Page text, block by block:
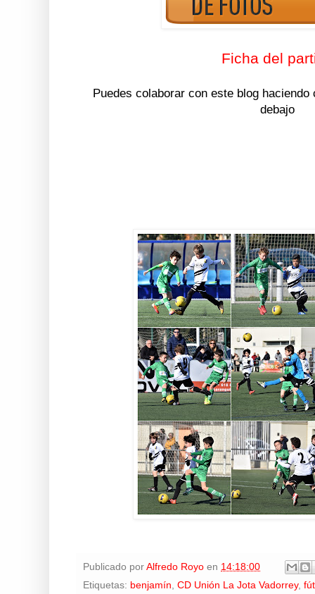
Ficha del
Puedes colaborar con este blog
debajo
Publicado por Alfredo Royo en 14:18:00
Etiquetas: benjamín, CD Unión La Jota Vadorrey,